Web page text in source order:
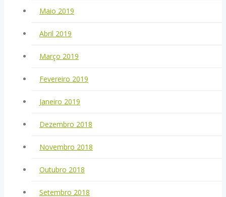
Maio 2019
Abril 2019
Março 2019
Fevereiro 2019
Janeiro 2019
Dezembro 2018
Novembro 2018
Outubro 2018
Setembro 2018